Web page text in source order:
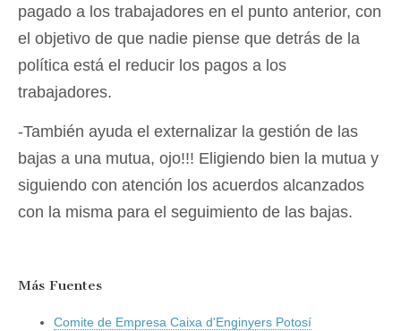
pagado a los trabajadores en el punto anterior, con
el objetivo de que nadie piense que detrás de la
política está el reducir los pagos a los
trabajadores.
-También ayuda el externalizar la gestión de las
bajas a una mutua, ojo!!! Eligiendo bien la mutua y
siguiendo con atención los acuerdos alcanzados
con la misma para el seguimiento de las bajas.
Más Fuentes
Comite de Empresa Caixa d'Enginyers Potosí